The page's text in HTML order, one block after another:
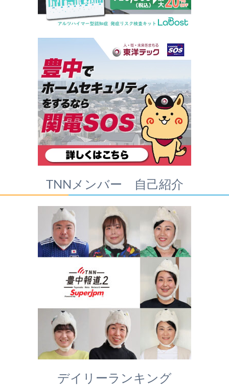
TNNメンバー 自己紹介
デイリーランキング